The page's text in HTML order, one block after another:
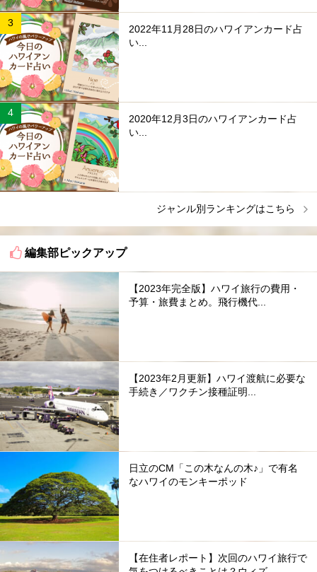
2022年11月28日のハワイアンカード占
い...
2020年12月3日のハワイアンカード占
い...
ジャンル別ランキングはこちら
編集部ピックアップ
【2023年完全版】ハワイ旅行の費用・
予算・旅費まとめ。飛行機代...
【2023年2月更新】ハワイ渡航に必要な
手続き／ワクチン接種証明...
日立のCM「この木なんの木♪」で有名
なハワイのモンキーポッド
【在住者レポート】次回のハワイ旅行で